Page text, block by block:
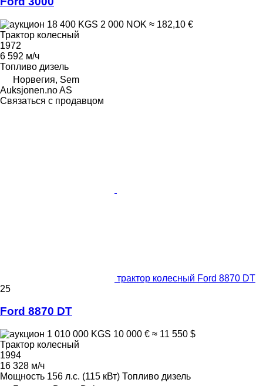
18 400 KGS 2 000 NOK ≈ 182,10 €
Трактор колесный
1972
6 592 м/ч
Топливо дизель
Норвегия, Sem
Auksjonen.no AS
Связаться с продавцом
трактор колесный Ford 8870 DT
25
Ford 8870 DT
1 010 000 KGS 10 000 € ≈ 11 550 $
Трактор колесный
1994
16 328 м/ч
Мощность 156 л.с. (115 кВт) Топливо дизель